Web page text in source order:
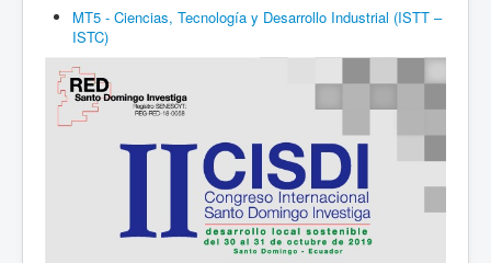
MT5 - Ciencias, Tecnología y Desarrollo Industrial (ISTT –
ISTC)